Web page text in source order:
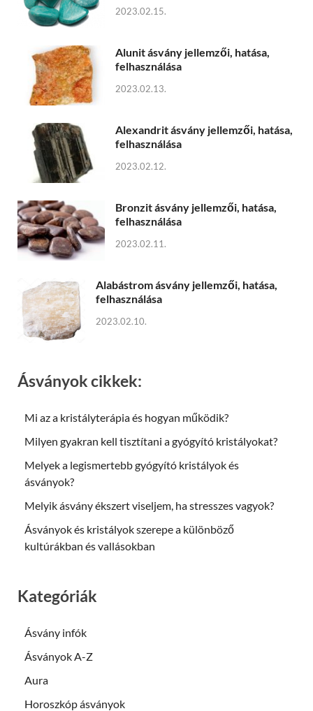
2023.02.15.
Alunit ásvány jellemzői, hatása,
felhasználása
2023.02.13.
Alexandrit ásvány jellemzői, hatása,
felhasználása
2023.02.12.
Bronzit ásvány jellemzői, hatása,
felhasználása
2023.02.11.
Alabástrom ásvány jellemzői, hatása,
felhasználása
2023.02.10.
Ásványok cikkek:
Mi az a kristályterápia és hogyan működik?
Milyen gyakran kell tisztítani a gyógyító kristályokat?
Melyek a legismertebb gyógyító kristályok és
ásványok?
Melyik ásvány ékszert viseljem, ha stresszes vagyok?
Ásványok és kristályok szerepe a különböző
kultúrákban és vallásokban
Kategóriák
Ásvány infók
Ásványok A-Z
Aura
Horoszkóp ásványok